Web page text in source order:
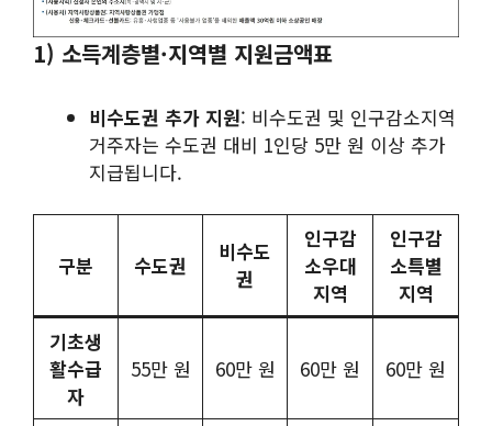
1) 소득계층별·지역별 지원금액표
비수도권 추가 지원: 비수도권 및 인구감소지역
거주자는 수도권 대비 1인당 5만 원 이상 추가
지급됩니다.
구분 수도권
비수도
권
인구감
소우대
지역
인구감
소특별
지역
기초생
활수급
자
55만 원 60만 원 60만 원 60만 원